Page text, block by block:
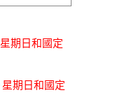
星期日和國定
星期日和國定